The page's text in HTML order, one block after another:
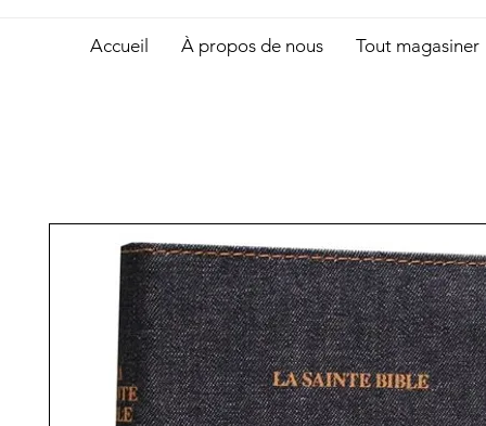
Accueil À propos de nous Tout magasiner